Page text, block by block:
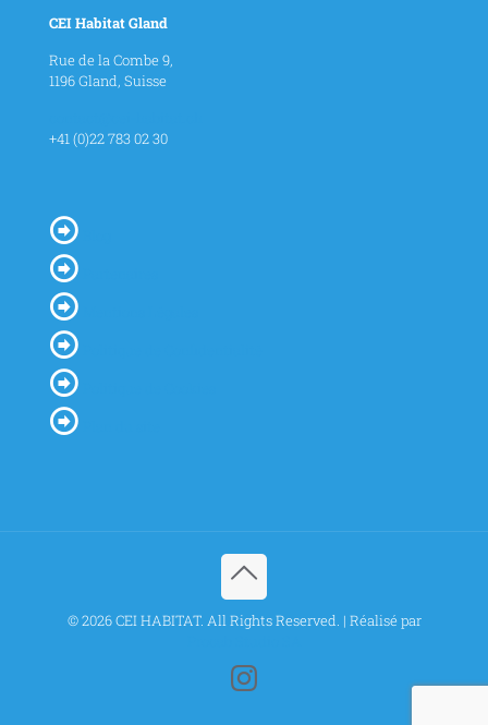
CEI Habitat Gland
Rue de la Combe 9,
1196 Gland, Suisse
+41 (0)22 783 02 30
© 2026 CEI HABITAT. All Rights Reserved. | Réalisé par